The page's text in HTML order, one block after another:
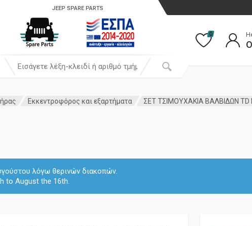
JEEP SPARE PARTS
σε:
0
Εκκεντροφόρος και εξαρτήματα ΣΕΤ ΤΣΙΜΟΥΧΑΚΙΑ ΒΑΛΒΙΔΩΝ TD
λόγω θερινών διακοπών.
to August the 16th.